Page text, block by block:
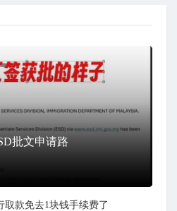
批文申请路
取款免去1块钱手续费了